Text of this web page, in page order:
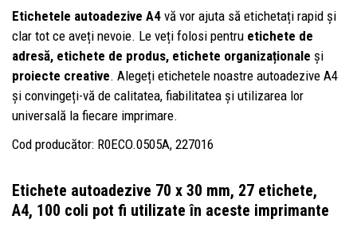
Etichetele autoadezive A4 vă vor ajuta să etichetați rapid și
clar tot ce aveți nevoie. Le veți folosi pentru etichete de
adresă, etichete de produs, etichete organizaționale și
proiecte creative. Alegeți etichetele noastre autoadezive A4
și convingeți-vă de calitatea, fiabilitatea și utilizarea lor
universală la fiecare imprimare.
Cod producător: R0ECO.0505A, 227016
Etichete autoadezive 70 x 30 mm, 27 etichete,
A4, 100 coli pot fi utilizate în aceste imprimante